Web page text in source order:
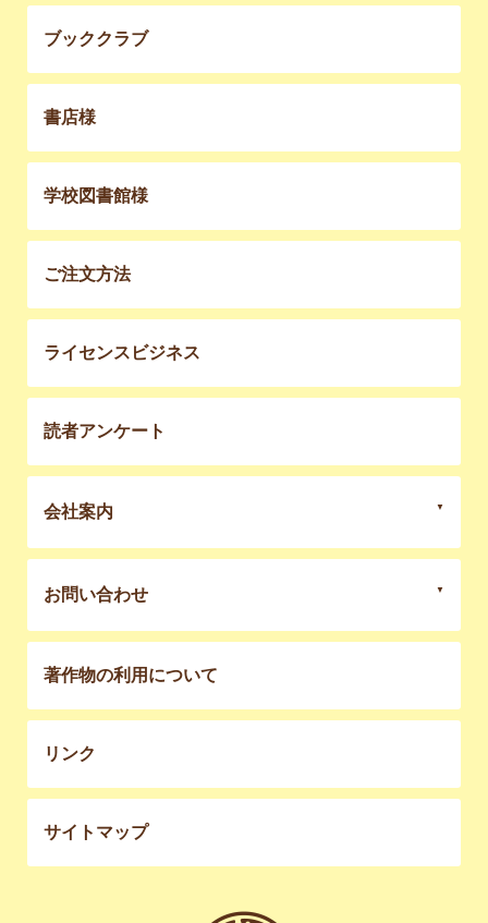
ブッククラブ
書店様
学校図書館様
ご注文方法
ライセンスビジネス
読者アンケート
会社案内
お問い合わせ
著作物の利用について
リンク
サイトマップ